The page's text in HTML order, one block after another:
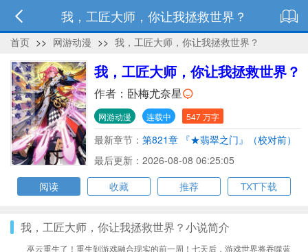
我，工匠大师，你让我拯救世界？
首页 >> 网游动漫 >> 我，工匠大师，你让我拯救世界？
我，工匠大师，你让我拯救世界？
作者： 卧梅尤奈星
网游动漫 连载中 547 万字
最新章节： 第821章 『★翡翠之门』（校对前）
最后更新：2026-08-08 06:25:05
阅读
收藏 推荐 TXT下载
我，工匠大师，你让我拯救世界？小说简介
巫云重生了！重生到游戏融合现实的前一周！七天后，游戏世界将吞噬蓝